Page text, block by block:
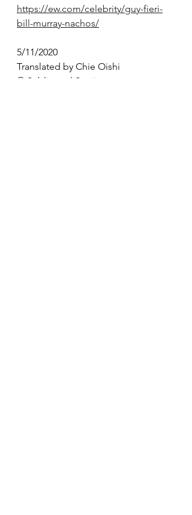
https://ew.com/celebrity/guy-fieri-
bill-murray-nachos/
5/11/2020
Translated by Chie Oishi
© Sublingual Services